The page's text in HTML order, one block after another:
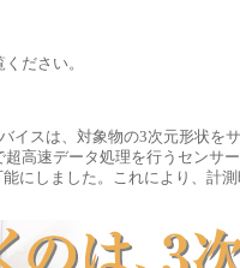
ださい。
イスは、対象物の3次元形状を
高速データ処理を行うセンサ
にしました。これにより、計